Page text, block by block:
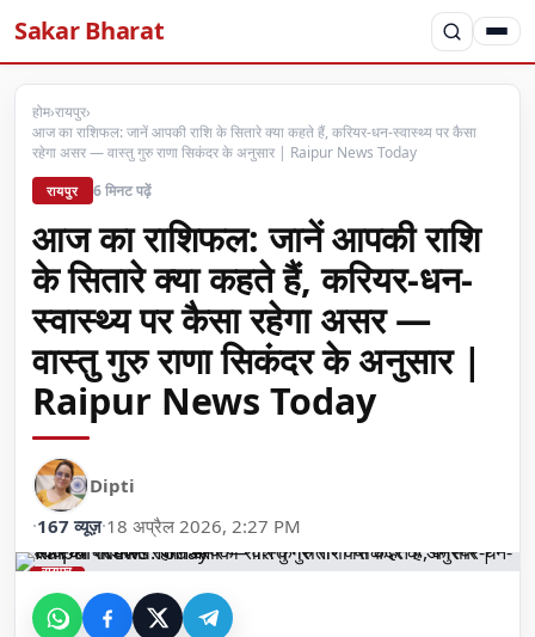
Sakar Bharat
होम›रायपुर›
आज का राशिफल: जानें आपकी राशि के सितारे क्या कहते हैं, करियर-धन-स्वास्थ्य पर कैसा
रहेगा असर — वास्तु गुरु राणा सिकंदर के अनुसार | Raipur News Today
रायपुर 6 मिनट पढ़ें
आज का राशिफल: जानें आपकी राशि
के सितारे क्या कहते हैं, करियर-धन-
स्वास्थ्य पर कैसा रहेगा असर —
वास्तु गुरु राणा सिकंदर के अनुसार |
Raipur News Today
Dipti
·167 व्यूज़·18 अप्रैल 2026, 2:27 PM
रायपुर